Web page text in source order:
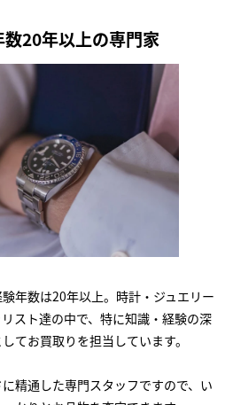
20年以上の専門家
年数は20年以上。時計・ジュエリー
スト達の中で、特に知識・経験の深
てお買取りを担当しています。
精通した専門スタッフですので、い